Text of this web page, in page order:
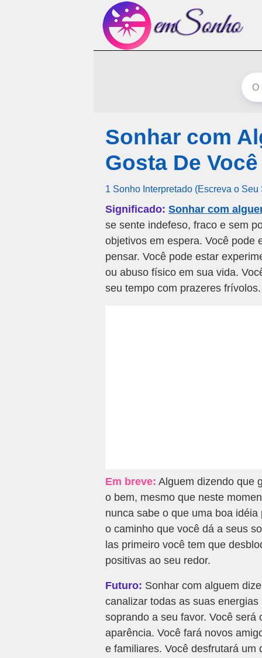
Sonhar com
Gosta De Você
1 Sonho Interpretado (Escreva o Seu
Significado: Sonhar com
se sente indefeso, fraco e sem
objetivos em espera. Você pode
pensar. Você pode estar
ou abuso físico em sua vida.
seu tempo com prazeres frívolos.
Em breve: Alguem dizendo que
o bem, mesmo que neste
nunca sabe o que uma boa
o caminho que você dá a seus
las primeiro você tem que
positivas ao seu redor.
Futuro: Sonhar com alguem
canalizar todas as suas
soprando a seu favor. Você
aparência. Você fará novos
e familiares. Você desfrutará